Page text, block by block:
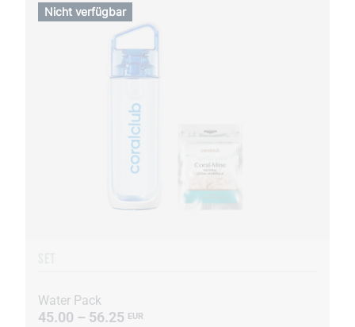
Water Pack
45.00 – 56.25 EUR
Nicht verfügbar